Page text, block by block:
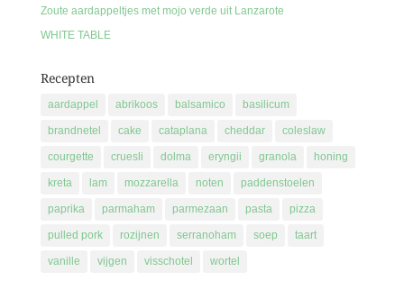
Zoute aardappeltjes met mojo verde uit Lanzarote
WHITE TABLE
Recepten
aardappel abrikoos balsamico basilicum
brandnetel cake cataplana cheddar coleslaw
courgette cruesli dolma eryngii granola honing
kreta lam mozzarella noten paddenstoelen
paprika parmaham parmezaan pasta pizza
pulled pork rozijnen serranoham soep taart
vanille vijgen visschotel wortel